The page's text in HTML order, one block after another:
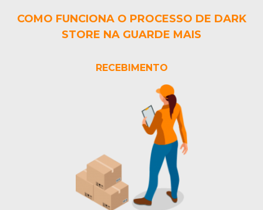
COMO FUNCIONA O PROCESSO DE DARK
STORE NA GUARDE MAIS
RECEBIMENTO